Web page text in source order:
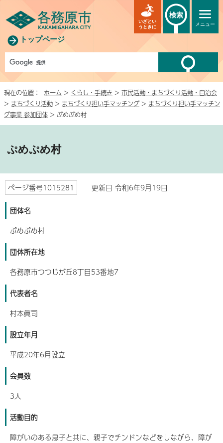
トップページ
メニュー
いざとい
うときに
検索
現在の位置： ホーム > くらし・手続き > 市民活動・まちづくり活動・自治会
> まちづくり活動 > まちづくり担い手マッチング> まちづくり担い手マッチン
グ事業 参加団体 > ぷめぷめ村
ぷめぷめ村
ページ番号1015281 更新日 令和6年9月19日
団体名
ぷめぷめ村
団体所在地
各務原市つつじが丘8丁目53番地7
代表者名
村本眞司
設立年月
平成20年6月設立
会員数
3人
活動目的
障がいのある息子と共に、親子でチンドンなどをしながら、障が